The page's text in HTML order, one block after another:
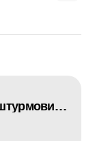
Танец имперских штурмовиков. Прикол! Имперские шутрмовики танцуют тверк. Звездные войны